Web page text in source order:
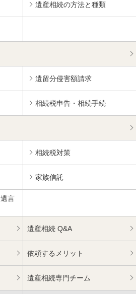
遺産相続の方法と種類
遺留分侵害額請求
相続税申告・相続手続
相続税対策
家族信託
遺言
遺産相続 Q&A
依頼するメリット
遺産相続専門チーム